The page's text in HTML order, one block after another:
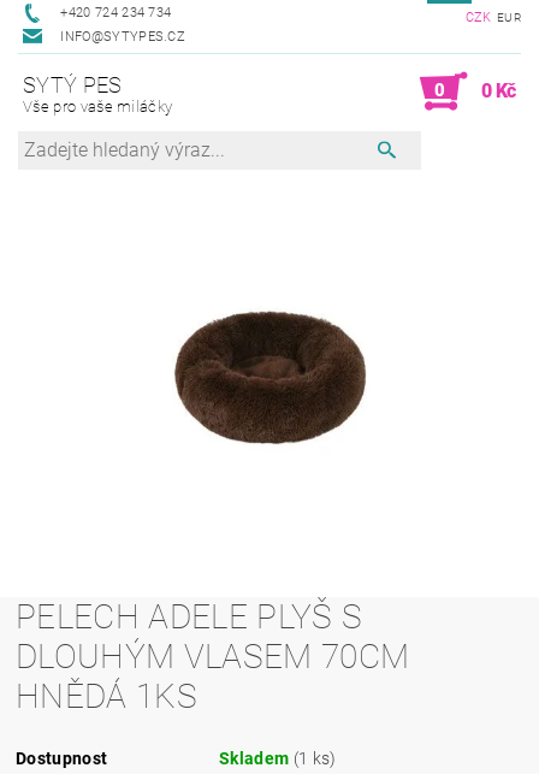
+420 724 234 734
INFO@SYTYPES.CZ
CZK EUR
SYTÝ PES
Vše pro vaše miláčky
0 0 Kč
PELECH ADELE PLYŠ S
DLOUHÝM VLASEM 70CM
HNĚDÁ 1KS
Dostupnost Skladem (1 ks)